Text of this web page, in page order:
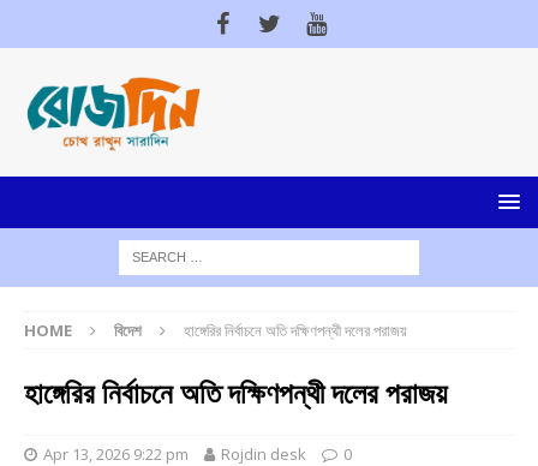
HOME বিদেশ হাঙ্গেরির নির্বাচনে অতি দক্ষিণপন্থী দলের পরাজয়
হাঙ্গেরির নির্বাচনে অতি দক্ষিণপন্থী দলের পরাজয়
Apr 13, 2026 9:22 pm Rojdin desk 0